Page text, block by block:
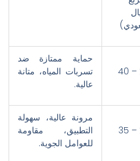
حماية ممتازة ضد
تسربات المياه، متانة
عالية.
مرونة عالية، سهولة
التطبيق، مقاومة
للعوامل الجوية.